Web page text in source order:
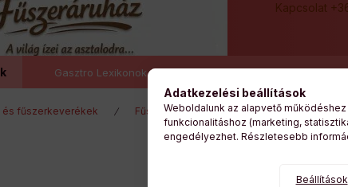
Kapcsolat
Gasztro Lexikonok Gyakori kérdések
és fűszerkeverékek Fűszerkuckó fűszerek, fűszerkeverékek
VÉLEMÉNY
Adatkezelési beállítások
Weboldalunk az alapvető
funkcionalitáshoz (marketing,
engedélyezhet. Részletesebb
Beállítások